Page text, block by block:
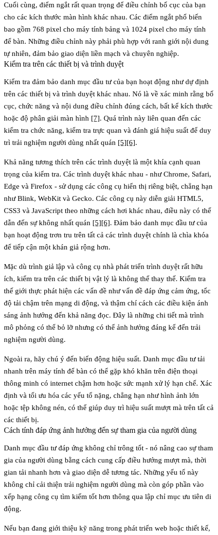
Cuối cùng, điểm ngắt rất quan trọng để điều chỉnh bố cục của bạn
cho các kích thước màn hình khác nhau. Các điểm ngắt phổ biến
bao gồm 768 pixel cho máy tính bảng và 1024 pixel cho máy tính
để bàn. Những điều chỉnh này phải phù hợp với ranh giới nội dung
tự nhiên, đảm bảo giao diện liền mạch và chuyên nghiệp.
Kiểm tra trên các thiết bị và trình duyệt
Kiểm tra đảm bảo danh mục đầu tư của bạn hoạt động như dự định
trên các thiết bị và trình duyệt khác nhau. Nó là về xác minh rằng bố
cục, chức năng và nội dung điều chỉnh đúng cách, bất kể kích thước
hoặc độ phân giải màn hình [7]. Quá trình này liên quan đến các
kiểm tra chức năng, kiểm tra trực quan và đánh giá hiệu suất để duy
trì trải nghiệm người dùng nhất quán [5][6].
Khả năng tương thích trên các trình duyệt là một khía cạnh quan
trọng của kiểm tra. Các trình duyệt khác nhau - như Chrome, Safari,
Edge và Firefox - sử dụng các công cụ hiển thị riêng biệt, chẳng hạn
như Blink, WebKit và Gecko. Các công cụ này diễn giải HTML5,
CSS3 và JavaScript theo những cách hơi khác nhau, điều này có thể
dẫn đến sự không nhất quán [5][6]. Đảm bảo danh mục đầu tư của
bạn hoạt động trơn tru trên tất cả các trình duyệt chính là chìa khóa
để tiếp cận một khán giả rộng hơn.
Mặc dù trình giả lập và công cụ nhà phát triển trình duyệt rất hữu
ích, kiểm tra trên các thiết bị vật lý là không thể thay thế. Kiểm tra
thế giới thực phát hiện các vấn đề như vấn đề đáp ứng cảm ứng, tốc
độ tải chậm trên mạng di động, và thậm chí cách các điều kiện ánh
sáng ảnh hưởng đến khả năng đọc. Đây là những chi tiết mà trình
mô phỏng có thể bỏ lỡ nhưng có thể ảnh hưởng đáng kể đến trải
nghiệm người dùng.
Ngoài ra, hãy chú ý đến biến động hiệu suất. Danh mục đầu tư tải
nhanh trên máy tính để bàn có thể gặp khó khăn trên điện thoại
thông minh có internet chậm hơn hoặc sức mạnh xử lý hạn chế. Xác
định và tối ưu hóa các yếu tố nặng, chẳng hạn như hình ảnh lớn
hoặc tệp không nén, có thể giúp duy trì hiệu suất mượt mà trên tất cả
các thiết bị.
Cách tính đáp ứng ảnh hưởng đến sự tham gia của người dùng
Danh mục đầu tư đáp ứng không chỉ trông tốt - nó nâng cao sự tham
gia của người dùng bằng cách cung cấp điều hướng mượt mà, thời
gian tải nhanh hơn và giao diện dễ tương tác. Những yếu tố này
không chỉ cải thiện trải nghiệm người dùng mà còn góp phần vào
xếp hạng công cụ tìm kiếm tốt hơn thông qua lập chỉ mục ưu tiên di
động.
Nếu bạn đang giới thiệu kỹ năng trong phát triển web hoặc thiết kế,